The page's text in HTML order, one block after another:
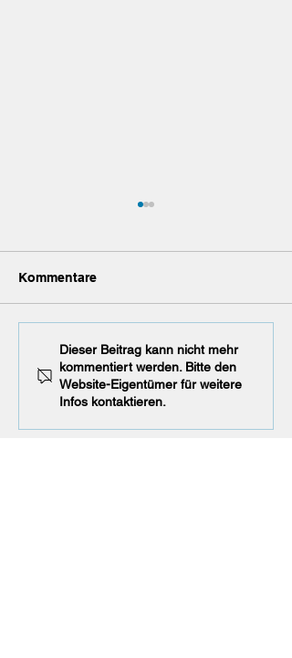
Nachruf
Kommentare
Dieser Beitrag kann nicht mehr
kommentiert werden. Bitte den
Website-Eigentümer für weitere
Infos kontaktieren.